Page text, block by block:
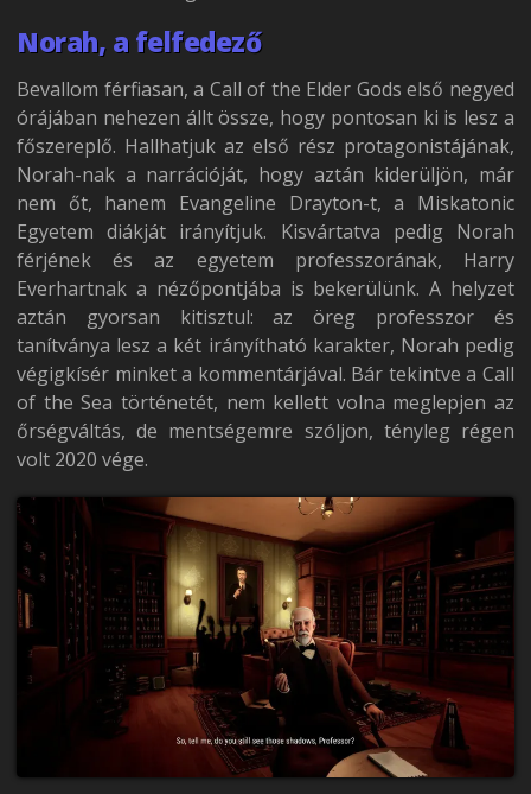
Norah, a felfedező
Bevallom férfiasan, a Call of the Elder Gods első negyed
órájában nehezen állt össze, hogy pontosan ki is lesz a
főszereplő. Hallhatjuk az első rész protagonistájának,
Norah-nak a narrációját, hogy aztán kiderüljön, már
nem őt, hanem Evangeline Drayton-t, a Miskatonic
Egyetem diákját irányítjuk. Kisvártatva pedig Norah
férjének és az egyetem professzorának, Harry
Everhartnak a nézőpontjába is bekerülünk. A helyzet
aztán gyorsan kitisztul: az öreg professzor és
tanítványa lesz a két irányítható karakter, Norah pedig
végigkísér minket a kommentárjával. Bár tekintve a Call
of the Sea történetét, nem kellett volna meglepjen az
őrségváltás, de mentségemre szóljon, tényleg régen
volt 2020 vége.